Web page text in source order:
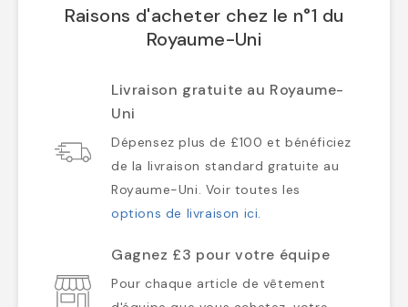
Raisons d'acheter chez le n°1 du
Royaume-Uni
Livraison gratuite au Royaume-
Uni
Dépensez plus de £100 et bénéficiez
de la livraison standard gratuite au
Royaume-Uni. Voir toutes les
options de livraison ici.
Gagnez £3 pour votre équipe
Pour chaque article de vêtement